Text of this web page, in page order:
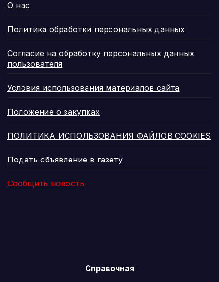
О нас
Политика обработки персональных данных
Согласие на обработку персональных данных
пользователя
Условия использования материалов сайта
Положение о закупках
ПОЛИТИКА ИСПОЛЬЗОВАНИЯ ФАЙЛОВ COOKIES
Подать объявление в газету
Сообщить новость
Справочная